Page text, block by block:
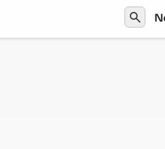
search
Zontes? Marca chinesa apresenta sua